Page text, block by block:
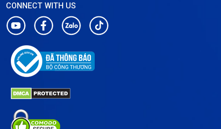
CONNECT WITH US